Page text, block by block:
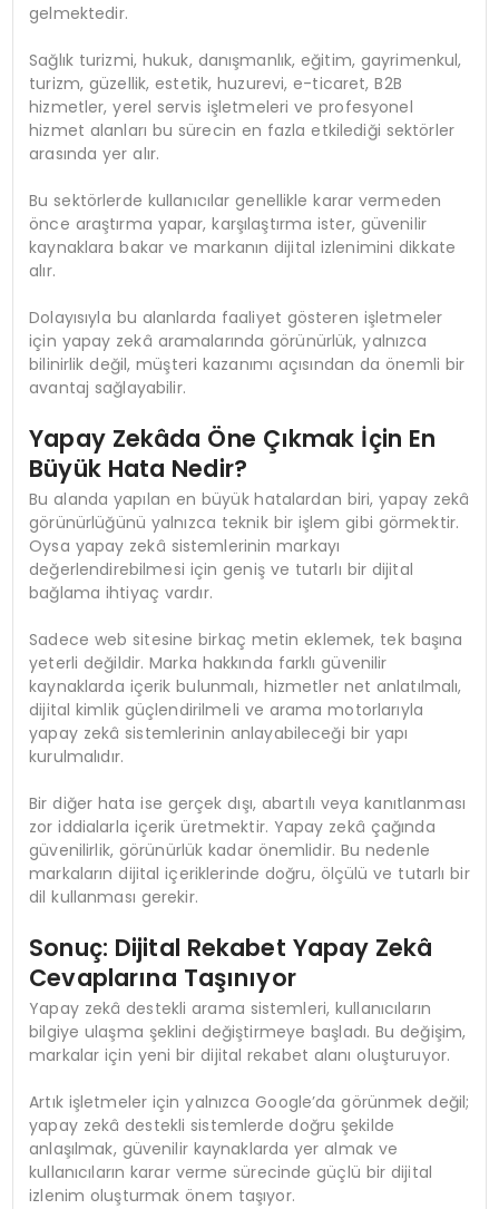
gelmektedir.
Sağlık turizmi, hukuk, danışmanlık, eğitim, gayrimenkul,
turizm, güzellik, estetik, huzurevi, e-ticaret, B2B
hizmetler, yerel servis işletmeleri ve profesyonel
hizmet alanları bu sürecin en fazla etkilediği sektörler
arasında yer alır.
Bu sektörlerde kullanıcılar genellikle karar vermeden
önce araştırma yapar, karşılaştırma ister, güvenilir
kaynaklara bakar ve markanın dijital izlenimini dikkate
alır.
Dolayısıyla bu alanlarda faaliyet gösteren işletmeler
için yapay zekâ aramalarında görünürlük, yalnızca
bilinirlik değil, müşteri kazanımı açısından da önemli bir
avantaj sağlayabilir.
Yapay Zekâda Öne Çıkmak İçin En
Büyük Hata Nedir?
Bu alanda yapılan en büyük hatalardan biri, yapay zekâ
görünürlüğünü yalnızca teknik bir işlem gibi görmektir.
Oysa yapay zekâ sistemlerinin markayı
değerlendirebilmesi için geniş ve tutarlı bir dijital
bağlama ihtiyaç vardır.
Sadece web sitesine birkaç metin eklemek, tek başına
yeterli değildir. Marka hakkında farklı güvenilir
kaynaklarda içerik bulunmalı, hizmetler net anlatılmalı,
dijital kimlik güçlendirilmeli ve arama motorlarıyla
yapay zekâ sistemlerinin anlayabileceği bir yapı
kurulmalıdır.
Bir diğer hata ise gerçek dışı, abartılı veya kanıtlanması
zor iddialarla içerik üretmektir. Yapay zekâ çağında
güvenilirlik, görünürlük kadar önemlidir. Bu nedenle
markaların dijital içeriklerinde doğru, ölçülü ve tutarlı bir
dil kullanması gerekir.
Sonuç: Dijital Rekabet Yapay Zekâ
Cevaplarına Taşınıyor
Yapay zekâ destekli arama sistemleri, kullanıcıların
bilgiye ulaşma şeklini değiştirmeye başladı. Bu değişim,
markalar için yeni bir dijital rekabet alanı oluşturuyor.
Artık işletmeler için yalnızca Google’da görünmek değil;
yapay zekâ destekli sistemlerde doğru şekilde
anlaşılmak, güvenilir kaynaklarda yer almak ve
kullanıcıların karar verme sürecinde güçlü bir dijital
izlenim oluşturmak önem taşıyor.